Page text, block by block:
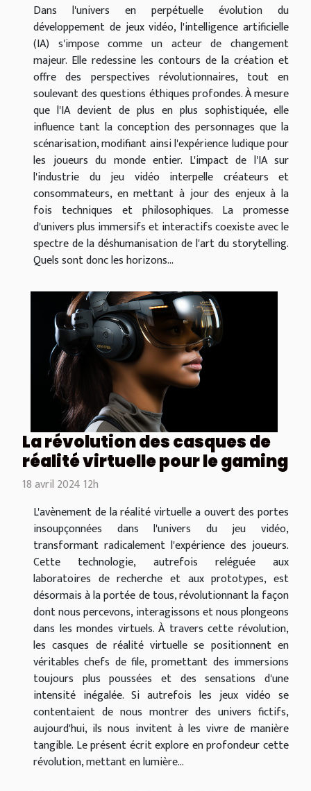
Dans l'univers en perpétuelle évolution du
développement de jeux vidéo, l'intelligence artificielle
(IA) s'impose comme un acteur de changement
majeur. Elle redessine les contours de la création et
offre des perspectives révolutionnaires, tout en
soulevant des questions éthiques profondes. À mesure
que l'IA devient de plus en plus sophistiquée, elle
influence tant la conception des personnages que la
scénarisation, modifiant ainsi l'expérience ludique pour
les joueurs du monde entier. L'impact de l'IA sur
l'industrie du jeu vidéo interpelle créateurs et
consommateurs, en mettant à jour des enjeux à la
fois techniques et philosophiques. La promesse
d'univers plus immersifs et interactifs coexiste avec le
spectre de la déshumanisation de l'art du storytelling.
Quels sont donc les horizons...
La révolution des casques de
réalité virtuelle pour le gaming
18 avril 2024 12h
L'avènement de la réalité virtuelle a ouvert des portes
insoupçonnées dans l'univers du jeu vidéo,
transformant radicalement l'expérience des joueurs.
Cette technologie, autrefois reléguée aux
laboratoires de recherche et aux prototypes, est
désormais à la portée de tous, révolutionnant la façon
dont nous percevons, interagissons et nous plongeons
dans les mondes virtuels. À travers cette révolution,
les casques de réalité virtuelle se positionnent en
véritables chefs de file, promettant des immersions
toujours plus poussées et des sensations d'une
intensité inégalée. Si autrefois les jeux vidéo se
contentaient de nous montrer des univers fictifs,
aujourd'hui, ils nous invitent à les vivre de manière
tangible. Le présent écrit explore en profondeur cette
révolution, mettant en lumière...